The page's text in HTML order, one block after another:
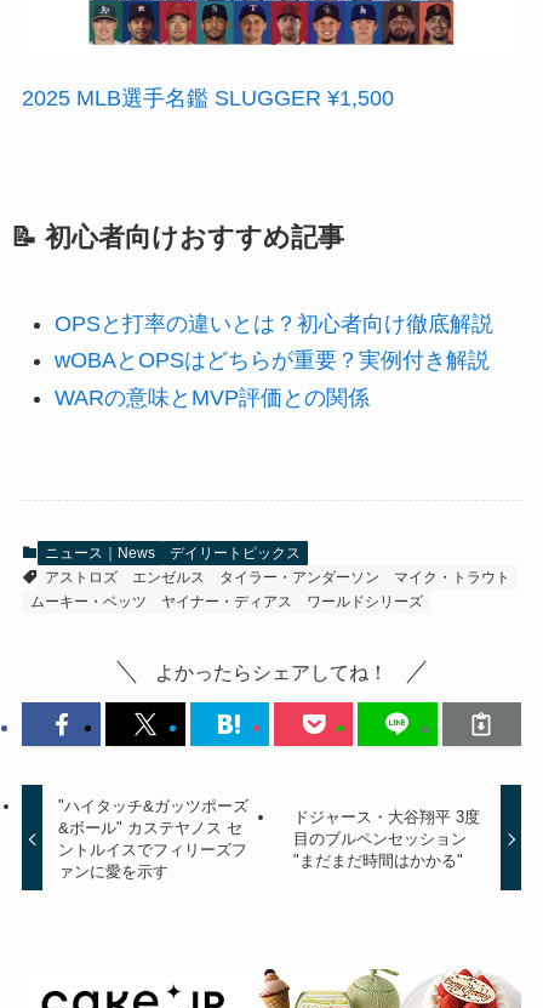
2025 MLB選手名鑑 SLUGGER ¥1,500
📝 初心者向けおすすめ記事
OPSと打率の違いとは？初心者向け徹底解説
wOBAとOPSはどちらが重要？実例付き解説
WARの意味とMVP評価との関係
ニュース｜News
デイリートピックス
アストロズ
エンゼルス タイラー・アンダーソン
マイク・トラウト
ムーキー・ベッツ
ヤイナー・ディアス ワールドシリーズ
よかったらシェアしてね！
"ハイタッチ&ガッツポーズ
&ボール" カステヤノス セ
ントルイスでフィリーズフ
ァンに愛を示す
ドジャース・大谷翔平 3度
目のブルペンセッション
"まだまだ時間はかかる"